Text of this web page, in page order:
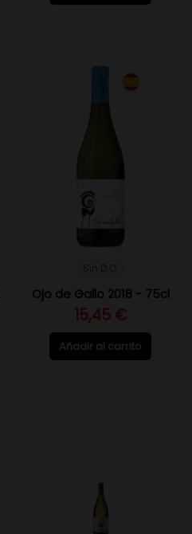
Ojo de Gallo 2018 - 75cl
15,45 €
Añadir al carrito